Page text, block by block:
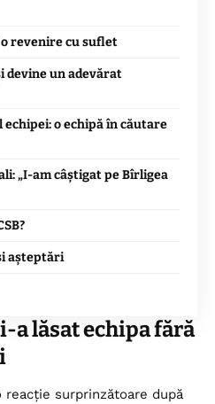
start
revenire cu suflet
devine un adevărat
o echipă în căutare
„I-am câștigat pe Bîrligea
așteptări
a lăsat echipa fără
reacție surprinzătoare după